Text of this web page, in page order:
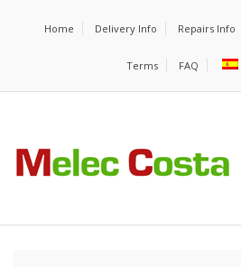
Home Delivery Info Repairs Info
Terms FAQ